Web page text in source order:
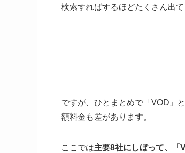
検索すればするほどたくさん出
ですが、ひとまとめで「VOD」
額料金も差があります。
ここでは主要8社にしぼって、「